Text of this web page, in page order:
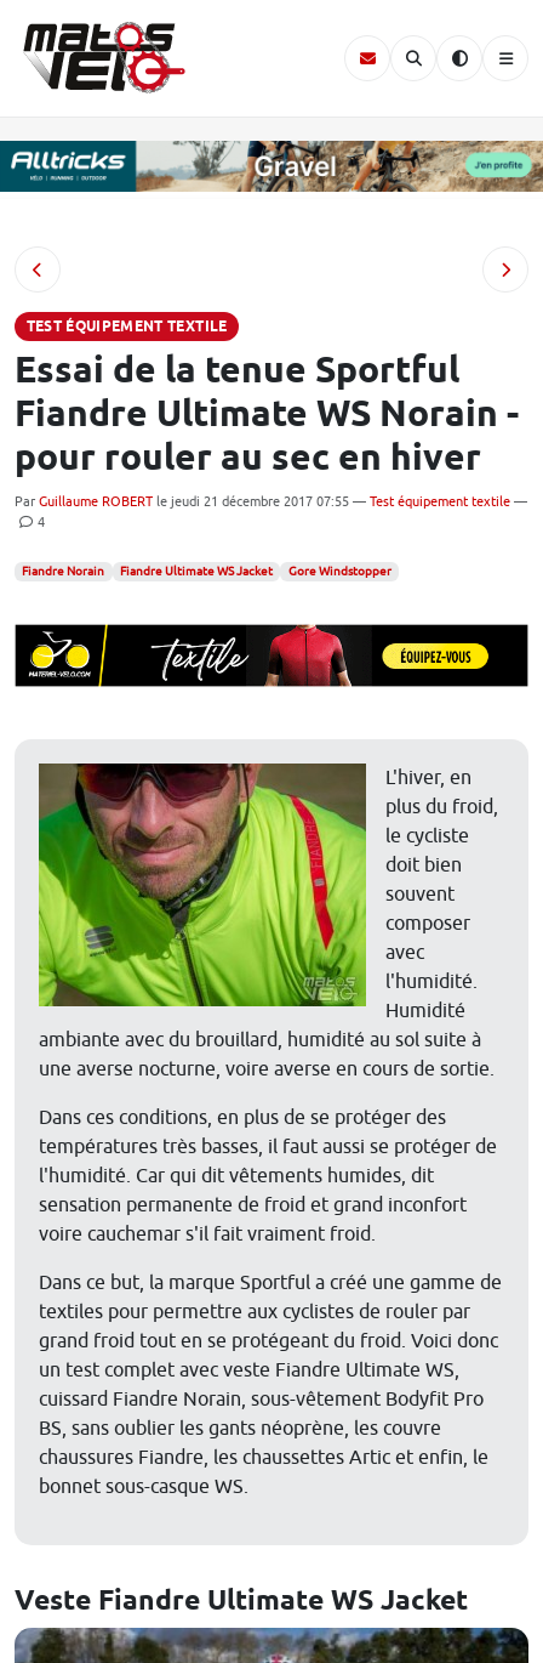
TEST ÉQUIPEMENT TEXTILE
Essai de la tenue Sportful
Fiandre Ultimate WS Norain -
pour rouler au sec en hiver
Par Guillaume ROBERT le jeudi 21 décembre 2017 07:55 — Test équipement textile —
4
Fiandre Norain Fiandre Ultimate WS Jacket Gore Windstopper
L'hiver, en
plus du froid,
le cycliste
doit bien
souvent
composer
avec
l'humidité.
Humidité
ambiante avec du brouillard, humidité au sol suite à
une averse nocturne, voire averse en cours de sortie.
Dans ces conditions, en plus de se protéger des
températures très basses, il faut aussi se protéger de
l'humidité. Car qui dit vêtements humides, dit
sensation permanente de froid et grand inconfort
voire cauchemar s'il fait vraiment froid.
Dans ce but, la marque Sportful a créé une gamme de
textiles pour permettre aux cyclistes de rouler par
grand froid tout en se protégeant du froid. Voici donc
un test complet avec veste Fiandre Ultimate WS,
cuissard Fiandre Norain, sous-vêtement Bodyfit Pro
BS, sans oublier les gants néoprène, les couvre
chaussures Fiandre, les chaussettes Artic et enfin, le
bonnet sous-casque WS.
Veste Fiandre Ultimate WS Jacket